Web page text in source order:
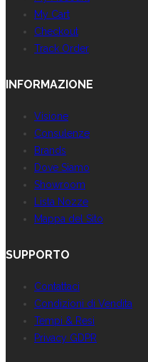
My Cart
Checkout
Track Order
INFORMAZIONE
Visione
Consulenze
Brands
Dove Siamo
Showroom
Lista Nozze
Mappa del Sito
SUPPORTO
Contattaci
Condizioni di Vendita
Tempi & Resi
Privacy GDPR